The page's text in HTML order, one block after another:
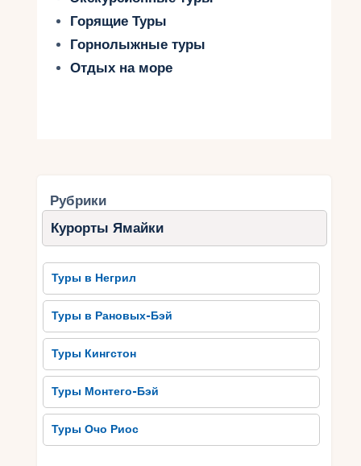
Горящие Туры
Горнолыжные туры
Отдых на море
Рубрики
Курорты Ямайки
Туры в Негрил
Туры в Рановых-Бэй
Туры Кингстон
Туры Монтего-Бэй
Туры Очо Риос